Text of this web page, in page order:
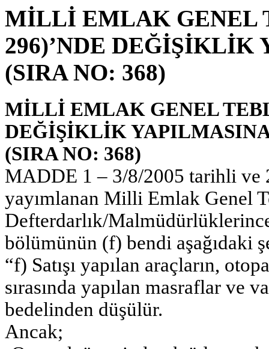
MİLLİ EMLAK GENEL
296)’NDE
(SIRA NO: 368)
MİLLİ EMLAK GENEL
DEĞİŞİKLİK
(SIRA NO: 368)
MADDE 1 – 3/8/2005 tarihli ve
yayımlanan Milli Emlak Genel
Defterdarlık/
bölümünün (f) bendi aşağıdaki
“f) Satışı yapılan araçların,
sırasında yapılan masraflar ve
bedelinden düşülür.
Ancak;